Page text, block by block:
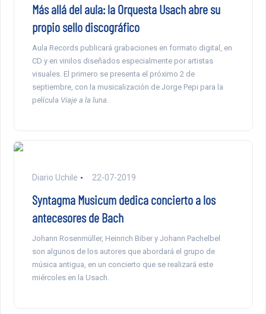
Más allá del aula: la Orquesta Usach abre su
propio sello discográfico
Aula Records publicará grabaciones en formato digital, en
CD y en vinilos diseñados especialmente por artistas
visuales. El primero se presenta el próximo 2 de
septiembre, con la musicalización de Jorge Pepi para la
película Viaje a la luna
Diario Uchile 22-07-2019
Syntagma Musicum dedica concierto a los
antecesores de Bach
Johann Rosenmüller, Heinrich Biber y Johann Pachelbel
son algunos de los autores que abordará el grupo de
música antigua, en un concierto que se realizará este
miércoles en la Usach.